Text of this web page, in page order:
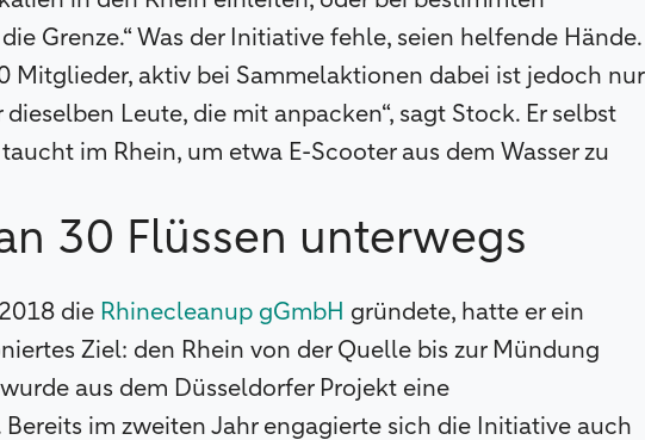
Grenze.“ Was der Initiative fehle, seien helfende Hände.
Mitglieder, aktiv bei Sammelaktionen dabei ist jedoch nur
dieselben Leute, die mit anpacken“, sagt Stock. Er selbst
im Rhein, um etwa E-Scooter aus dem Wasser zu
30 Flüssen unterwegs
die Rhinecleanup gGmbH gründete, hatte er ein
Ziel: den Rhein von der Quelle bis zur Mündung
aus dem Düsseldorfer Projekt eine
im zweiten Jahr engagierte sich die Initiative auch